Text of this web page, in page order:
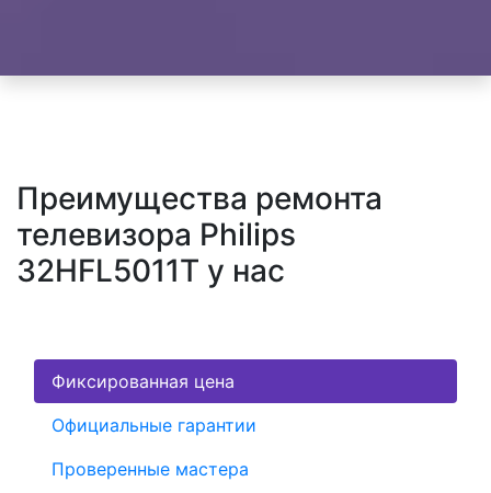
Преимущества ремонта
телевизора Philips
32HFL5011T у нас
Фиксированная цена
Официальные гарантии
Проверенные мастера